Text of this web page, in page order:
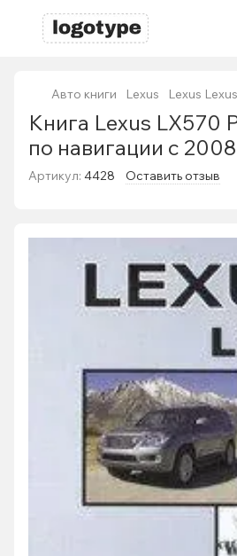
Авто книги Lexus Lexus Lexus
Книга Lexus LX570
по навигации с 2008
Артикул: 4428 Оставить отзыв